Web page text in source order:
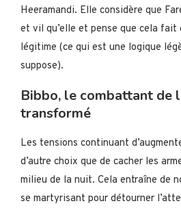
Heeramandi. Elle considère que
et vil qu’elle et pense que cela fait
légitime (ce qui est une logique
suppose).
Bibbo, le combattant de
transformé
Les tensions continuant
d’autre choix que de cacher les
milieu de la nuit. Cela entraîne de
se martyrisant pour détourner